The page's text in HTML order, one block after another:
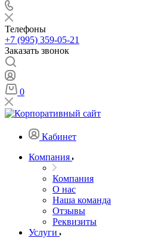
Телефоны
+7 (995) 359-05-21
Заказать звонок
0
Кабинет
Компания
Компания
О нас
Наша команда
Отзывы
Реквизиты
Услуги